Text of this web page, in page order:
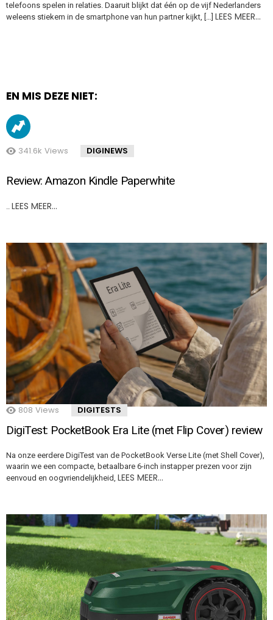
telefoons spelen in relaties. Daaruit blijkt dat één op de vijf Nederlanders
weleens stiekem in de smartphone van hun partner kijkt, […] LEES MEER…
EN MIS DEZE NIET:
341.6k Views DIGINEWS
Review: Amazon Kindle Paperwhite
.. LEES MEER…
808 Views DIGITESTS
DigiTest: PocketBook Era Lite (met Flip Cover) review
Na onze eerdere DigiTest van de PocketBook Verse Lite (met Shell Cover),
waarin we een compacte, betaalbare 6-inch instapper prezen voor zijn
eenvoud en oogvriendelijkheid, LEES MEER…